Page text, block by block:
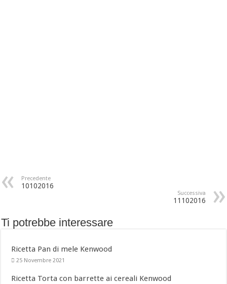
Precedente
10102016
Successiva
11102016
Ti potrebbe interessare
Ricetta Pan di mele Kenwood
25 Novembre 2021
Ricetta Torta con barrette ai cereali Kenwood